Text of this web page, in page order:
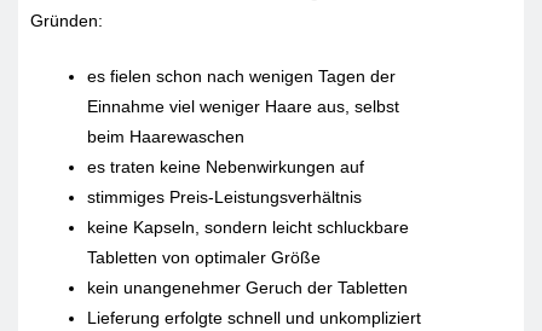
Gründen:
es fielen schon nach wenigen Tagen der
Einnahme viel weniger Haare aus, selbst
beim Haarewaschen
es traten keine Nebenwirkungen auf
stimmiges Preis-Leistungsverhältnis
keine Kapseln, sondern leicht schluckbare
Tabletten von optimaler Größe
kein unangenehmer Geruch der Tabletten
Lieferung erfolgte schnell und unkompliziert